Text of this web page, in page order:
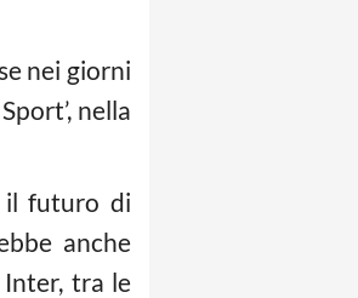
nei giorni
nella
il futuro di
anche
Inter, tra le